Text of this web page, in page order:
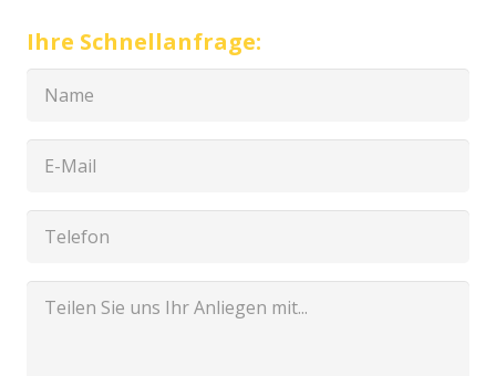
Ihre Schnellanfrage: